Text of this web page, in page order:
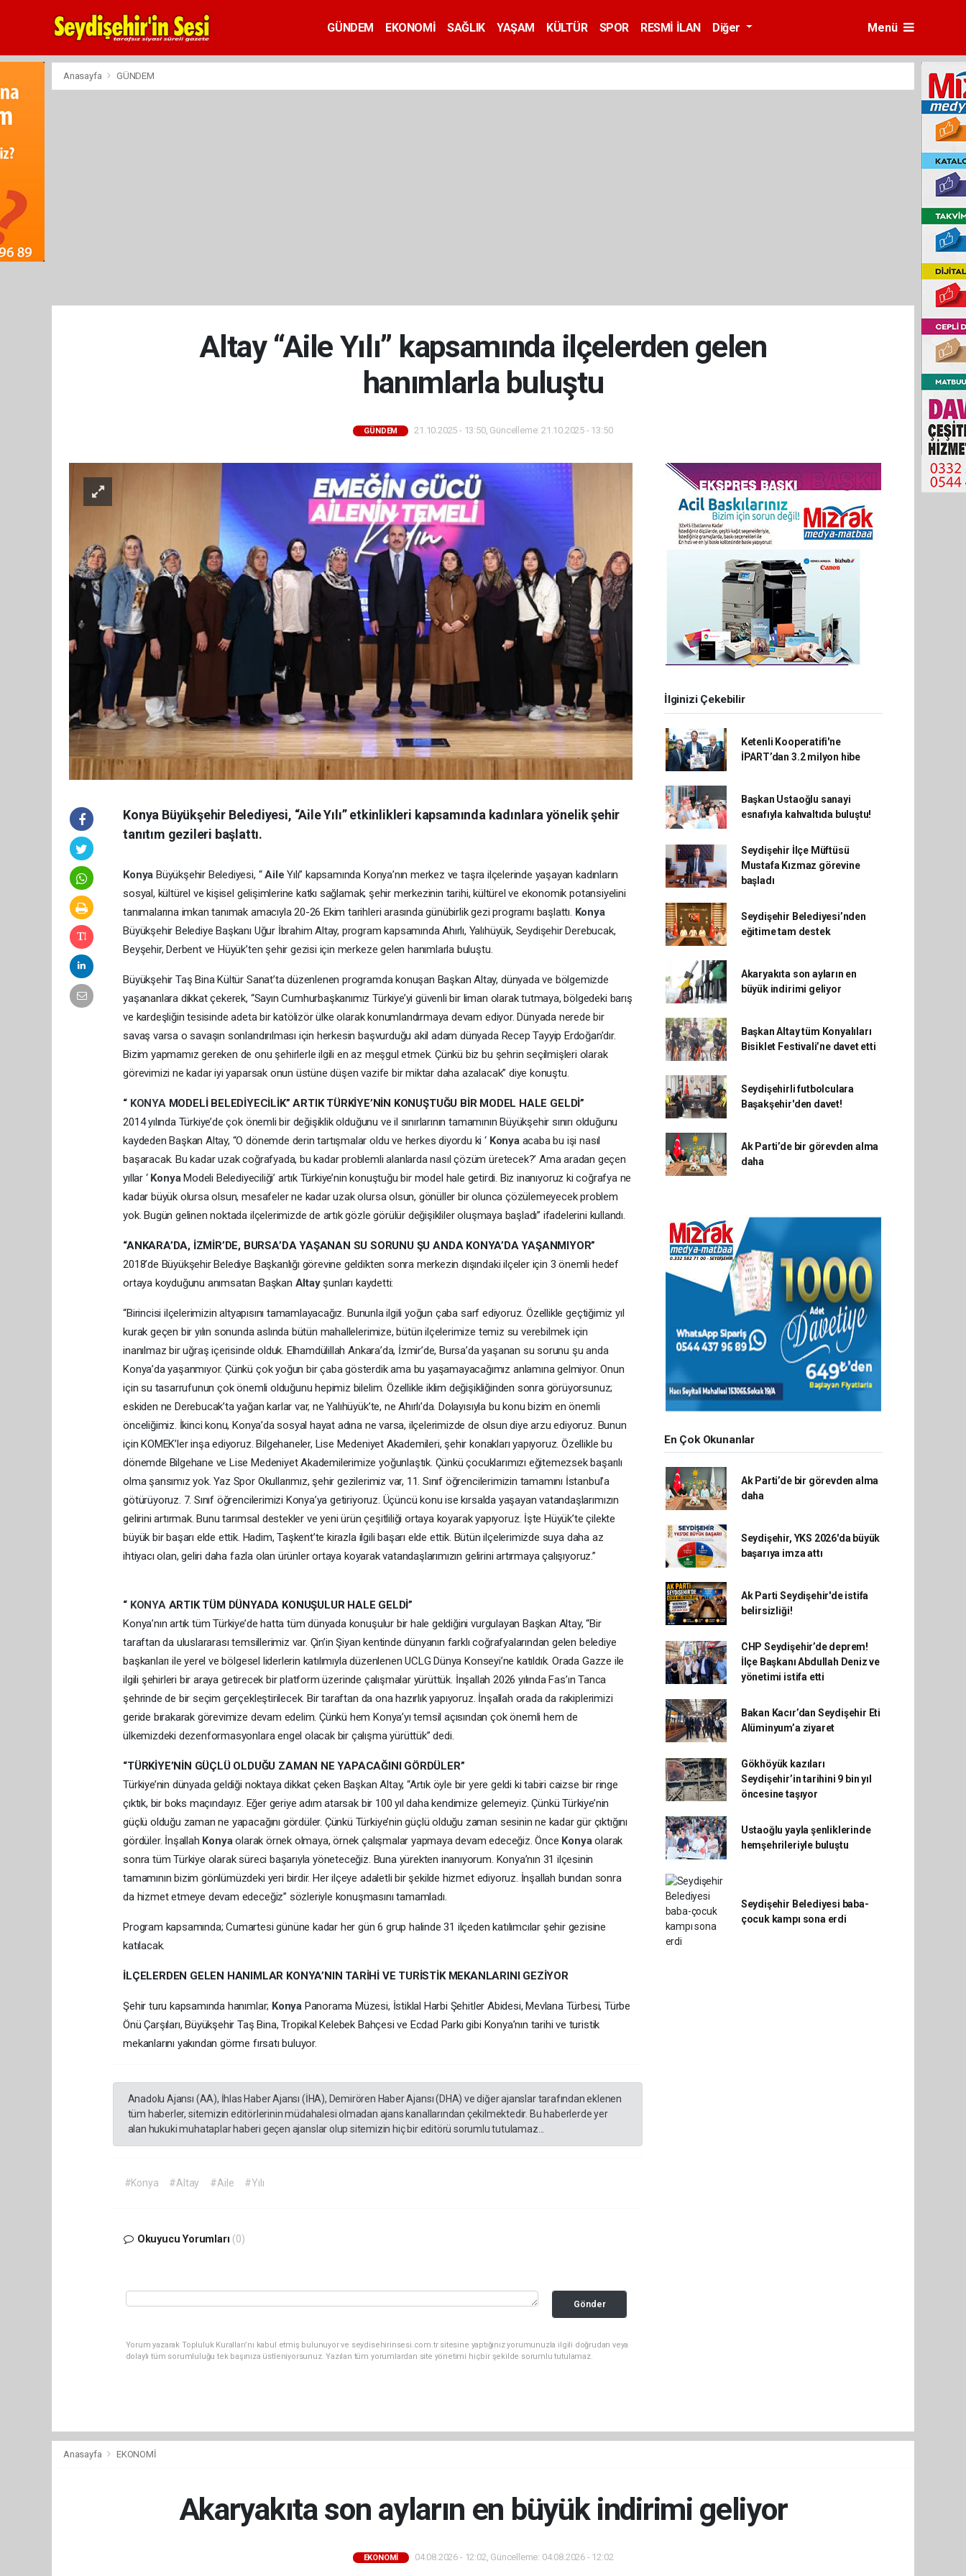
GÜNDEM EKONOMİ SAĞLIK YAŞAM KÜLTÜR SPOR RESMİ İLAN Diğer Menü
Anasayfa GÜNDEM
Altay “Aile Yılı” kapsamında ilçelerden gelen
hanımlarla buluştu
GÜNDEM 21.10.2025 - 13:50, Güncelleme: 21.10.2025 - 13:50
Konya Büyükşehir Belediyesi, “Aile Yılı” etkinlikleri kapsamında kadınlara yönelik şehir
tanıtım gezileri başlattı.
Konya Büyükşehir Belediyesi, “AileYılı” kapsamında Konya’nın merkez ve taşra ilçelerinde yaşayan kadınların
sosyal, kültürel ve kişisel gelişimlerine katkı sağlamak; şehir merkezinin tarihi, kültürel ve ekonomik potansiyelini
tanımalarına imkan tanımak amacıyla 20-26 Ekim tarihleri arasında günübirlik gezi programı başlattı. Konya
Büyükşehir Belediye Başkanı Uğur İbrahim Altay, program kapsamında Ahırlı, Yalıhüyük, Seydişehir Derebucak,
Beyşehir, Derbent ve Hüyük’ten şehir gezisi için merkeze gelen hanımlarla buluştu.
Büyükşehir Taş Bina Kültür Sanat’ta düzenlenen programda konuşan Başkan Altay, dünyada ve bölgemizde
yaşananlara dikkat çekerek, “Sayın Cumhurbaşkanımız Türkiye’yi güvenli bir liman olarak tutmaya, bölgedeki barış
ve kardeşliğin tesisinde adeta bir katölizör ülke olarak konumlandırmaya devam ediyor. Dünyada nerede bir
savaş varsa o savaşın sonlandırılması için herkesin başvurduğu akil adam dünyada Recep Tayyip Erdoğan’dır.
Bizim yapmamız gereken de onu şehirlerle ilgili en az meşgul etmek. Çünkü biz bu şehrin seçilmişleri olarak
görevimizi ne kadar iyi yaparsak onun üstüne düşen vazife bir miktar daha azalacak” diye konuştu.
“ KONYA MODELİ BELEDİYECİLİK” ARTIK TÜRKİYE’NİN KONUŞTUĞU BİR MODEL HALE GELDİ”
2014 yılında Türkiye’de çok önemli bir değişiklik olduğunu ve il sınırlarının tamamının Büyükşehir sınırı olduğunu
kaydeden Başkan Altay, “O dönemde derin tartışmalar oldu ve herkes diyordu ki ‘ Konya acaba bu işi nasıl
başaracak. Bu kadar uzak coğrafyada, bu kadar problemli alanlarda nasıl çözüm üretecek?’ Ama aradan geçen
yıllar ‘ KonyaModeli Belediyeciliği’ artık Türkiye’nin konuştuğu bir model hale getirdi. Biz inanıyoruz ki coğrafya ne
kadar büyük olursa olsun, mesafeler ne kadar uzak olursa olsun, gönüller bir olunca çözülemeyecek problem
yok. Bugün gelinen noktada ilçelerimizde de artık gözle görülür değişikliler oluşmaya başladı” ifadelerini kullandı.
“ANKARA’DA, İZMİR’DE, BURSA’DA YAŞANAN SU SORUNU ŞU ANDA KONYA’DA YAŞANMIYOR”
2018’de Büyükşehir Belediye Başkanlığı görevine geldikten sonra merkezin dışındaki ilçeler için 3 önemli hedef
ortaya koyduğunu anımsatan Başkan Altayşunları kaydetti:
“Birincisi ilçelerimizin altyapısını tamamlayacağız. Bununla ilgili yoğun çaba sarf ediyoruz. Özellikle geçtiğimiz yıl
kurak geçen bir yılın sonunda aslında bütün mahallelerimize, bütün ilçelerimize temiz su verebilmek için
inanılmaz bir uğraş içerisinde olduk. Elhamdülillah Ankara’da, İzmir’de, Bursa’da yaşanan su sorunu şu anda
Konya’da yaşanmıyor. Çünkü çok yoğun bir çaba gösterdik ama bu yaşamayacağımız anlamına gelmiyor. Onun
için su tasarrufunun çok önemli olduğunu hepimiz bilelim. Özellikle iklim değişikliğinden sonra görüyorsunuz;
eskiden ne Derebucak’ta yağan karlar var, ne Yalıhüyük’te, ne Ahırlı’da. Dolayısıyla bu konu bizim en önemli
önceliğimiz. İkinci konu, Konya’da sosyal hayat adına ne varsa, ilçelerimizde de olsun diye arzu ediyoruz. Bunun
için KOMEK’ler inşa ediyoruz. Bilgehaneler, Lise Medeniyet Akademileri, şehir konakları yapıyoruz. Özellikle bu
dönemde Bilgehane ve Lise Medeniyet Akademilerimize yoğunlaştık. Çünkü çocuklarımızı eğitemezsek başarılı
olma şansımız yok. Yaz Spor Okullarımız, şehir gezilerimiz var, 11. Sınıf öğrencilerimizin tamamını İstanbul’a
götürüyoruz. 7. Sınıf öğrencilerimizi Konya’ya getiriyoruz. Üçüncü konu ise kırsalda yaşayan vatandaşlarımızın
gelirini artırmak. Bunu tarımsal destekler ve yeni ürün çeşitliliği ortaya koyarak yapıyoruz. İşte Hüyük’te çilekte
büyük bir başarı elde ettik. Hadim, Taşkent’te kirazla ilgili başarı elde ettik. Bütün ilçelerimizde suya daha az
ihtiyacı olan, geliri daha fazla olan ürünler ortaya koyarak vatandaşlarımızın gelirini artırmaya çalışıyoruz.”
“ KONYA ARTIK TÜM DÜNYADA KONUŞULUR HALE GELDİ”
Konya’nın artık tüm Türkiye’de hatta tüm dünyada konuşulur bir hale geldiğini vurgulayan Başkan Altay, “Bir
taraftan da uluslararası temsillerimiz var. Çin’in Şiyan kentinde dünyanın farklı coğrafyalarından gelen belediye
başkanları ile yerel ve bölgesel liderlerin katılımıyla düzenlenen UCLG Dünya Konseyi’ne katıldık. Orada Gazze ile
ilgili şehirleri bir araya getirecek bir platform üzerinde çalışmalar yürüttük. İnşallah 2026 yılında Fas’ın Tanca
şehrinde de bir seçim gerçekleştirilecek. Bir taraftan da ona hazırlık yapıyoruz. İnşallah orada da rakiplerimizi
geride bırakarak görevimize devam edelim. Çünkü hem Konya’yı temsil açısından çok önemli hem de
ülkemizdeki dezenformasyonlara engel olacak bir çalışma yürüttük” dedi.
“TÜRKİYE’NİN GÜÇLÜ OLDUĞU ZAMAN NE YAPACAĞINI GÖRDÜLER”
Türkiye’nin dünyada geldiği noktaya dikkat çeken Başkan Altay, “Artık öyle bir yere geldi ki tabiri caizse bir ringe
çıktık, bir boks maçındayız. Eğer geriye adım atarsak bir 100 yıl daha kendimize gelemeyiz. Çünkü Türkiye’nin
güçlü olduğu zaman ne yapacağını gördüler. Çünkü Türkiye’nin güçlü olduğu zaman sesinin ne kadar gür çıktığını
gördüler. İnşallah Konyaolarak örnek olmaya, örnek çalışmalar yapmaya devam edeceğiz. Önce Konyaolarak
sonra tüm Türkiye olarak süreci başarıyla yöneteceğiz. Buna yürekten inanıyorum. Konya’nın 31 ilçesinin
tamamının bizim gönlümüzdeki yeri birdir. Her ilçeye adaletli bir şekilde hizmet ediyoruz. İnşallah bundan sonra
da hizmet etmeye devam edeceğiz” sözleriyle konuşmasını tamamladı.
Program kapsamında; Cumartesi gününe kadar her gün 6 grup halinde 31 ilçeden katılımcılar şehir gezisine
katılacak.
İLÇELERDEN GELEN HANIMLAR KONYA’NIN TARİHİ VE TURİSTİK MEKANLARINI GEZİYOR
Şehir turu kapsamında hanımlar; Konya Panorama Müzesi, İstiklal Harbi Şehitler Abidesi, Mevlana Türbesi, Türbe
Önü Çarşıları, Büyükşehir Taş Bina, Tropikal Kelebek Bahçesi ve Ecdad Parkı gibi Konya’nın tarihi ve turistik
mekanlarını yakından görme fırsatı buluyor.
Anadolu Ajansı (AA), İhlas Haber Ajansı (İHA), Demirören Haber Ajansı (DHA) ve diğer ajanslar tarafından eklenen
tüm haberler, sitemizin editörlerinin müdahalesi olmadan ajans kanallarından çekilmektedir. Bu haberlerde yer
alan hukuki muhataplar haberi geçen ajanslar olup sitemizin hiç bir editörü sorumlu tutulamaz...
#Konya #Altay #Aile #Yılı
Okuyucu Yorumları (0)
Gönder
Yorum yazarak Topluluk Kuralları’nı kabul etmiş bulunuyor ve seydisehirinsesi.com.tr sitesine yaptığınız yorumunuzla ilgili doğrudan veya
dolaylı tüm sorumluluğu tek başınıza üstleniyorsunuz. Yazılan tüm yorumlardan site yönetimi hiçbir şekilde sorumlu tutulamaz.
İlginizi Çekebilir
Ketenli Kooperatifi'ne
İPART’dan 3.2 milyon hibe
Başkan Ustaoğlu sanayi
esnafıyla kahvaltıda buluştu!
Seydişehir İlçe Müftüsü
Mustafa Kızmaz görevine
başladı
Seydişehir Belediyesi’nden
eğitime tam destek
Akaryakıta son ayların en
büyük indirimi geliyor
Başkan Altay tüm Konyalıları
Bisiklet Festivali’ne davet etti
Seydişehirli futbolculara
Başakşehir'den davet!
Ak Parti’de bir görevden alma
daha
En Çok Okunanlar
Ak Parti’de bir görevden alma
daha
Seydişehir, YKS 2026'da büyük
başarıya imza attı
Ak Parti Seydişehir'de istifa
belirsizliği!
CHP Seydişehir’de deprem!
İlçe Başkanı Abdullah Deniz ve
yönetimi istifa etti
Bakan Kacır’dan Seydişehir Eti
Alüminyum’a ziyaret
Gökhöyük kazıları
Seydişehir’in tarihini 9 bin yıl
öncesine taşıyor
Ustaoğlu yayla şenliklerinde
hemşehrileriyle buluştu
Seydişehir Belediyesi baba-
çocuk kampı sona erdi
Anasayfa EKONOMİ
Akaryakıta son ayların en büyük indirimi geliyor
EKONOMİ 04.08.2026 - 12:02, Güncelleme: 04.08.2026 - 12:02